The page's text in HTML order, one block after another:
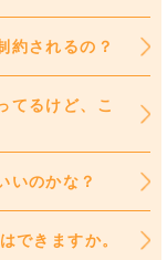
約されるの？
てるけど、こ
いのかな？
できますか。